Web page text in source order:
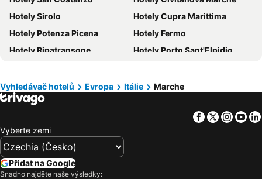
Hotely Slovinsko
Hotely Jeseníky
Hotely Korfu
Hotely Emilia-Romagna
Hotely Krkonoše
Hotely Španělsko
Hotely Rhodos
Hotely Albánie
Hotely Kypr
Hotely Sirolo
Hotely Cupra Marittima
Hotely Potenza Picena
Hotely Fermo
Hotely Ripatransone
Hotely Porto Sant'Elpidio
Hotely Urbino
Hotely Massignano
Hotely Offida
Hotely Castelfidardo
Hotely Macerata
Hotely Corinaldo
Hotely Sant'Elpidio a Mare
Vyhledávač hotelů Evropa Itálie Marche
Facebook
Twitter
Vyberte zemi
Přidat na Google
Snadno najděte naše výsledky: